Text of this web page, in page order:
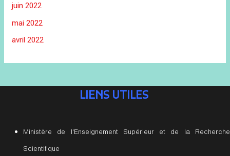
juin 2022
mai 2022
avril 2022
LIENS UTILES
Ministère de l'Enseignement Supérieur et de la Recherche
Scientifique